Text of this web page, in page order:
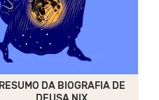
RESUMO DA BIOGRAFIA DE